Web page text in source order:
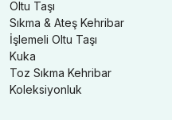
Oltu Taşı
Sıkma & Ateş Kehribar
İşlemeli Oltu Taşı
Kuka
Toz Sıkma Kehribar
Koleksiyonluk